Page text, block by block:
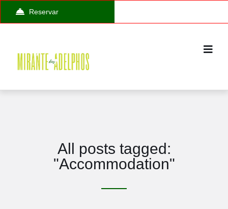
Reservar
All posts tagged:
"Accommodation"